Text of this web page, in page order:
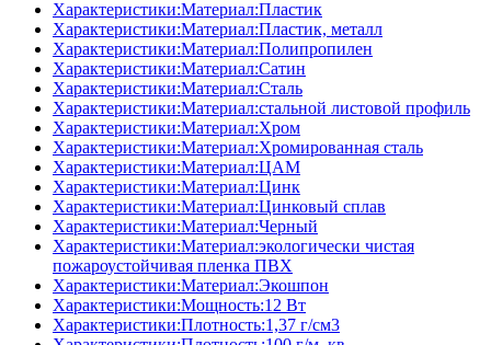
Характеристики:Материал:Пластик
Характеристики:Материал:Пластик, металл
Характеристики:Материал:Полипропилен
Характеристики:Материал:Сатин
Характеристики:Материал:Сталь
Характеристики:Материал:стальной листовой профиль
Характеристики:Материал:Хром
Характеристики:Материал:Хромированная сталь
Характеристики:Материал:ЦАМ
Характеристики:Материал:Цинк
Характеристики:Материал:Цинковый сплав
Характеристики:Материал:Черный
Характеристики:Материал:экологически чистая
пожароустойчивая пленка ПВХ
Характеристики:Материал:Экошпон
Характеристики:Мощность:12 Вт
Характеристики:Плотность:1,37 г/см3